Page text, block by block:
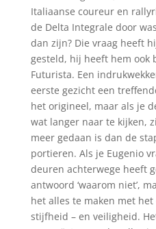
Italiaanse coureur en
de Delta Integrale door
dan zijn? Die vraag heeft
gesteld, hij heeft hem ook
Futurista. Een
eerste gezicht een
het origineel, maar als je
wat langer naar te kijken,
meer gedaan is dan de
portieren. Als je Eugenio
deuren achterwege heeft
antwoord ‘waarom niet’,
het alles te maken met
stijfheid – en veiligheid.